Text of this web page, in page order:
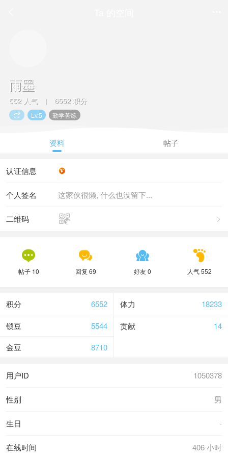
雨墨
552 人气 | 6552 积分
 Lv.5 勤学苦练
资料 帖子
认证信息
这家伙很懒, 什么也没留下...
个人签名


二维码

帖子 10

回复 69

好友 0

人气 552
6552
积分 18233
体力
5544
锁豆 14
贡献
8710
金豆
1050378
用户ID
男
性别
-
生日
406 小时
在线时间